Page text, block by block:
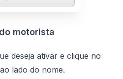
motorista
deseja ativar e clique no
ao lado do nome.